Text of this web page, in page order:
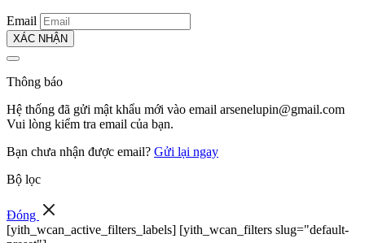
Email
XÁC NHẬN
Thông báo
Hệ thống đã gửi mật khẩu mới vào email arsenelupin@gmail.com
Vui lòng kiểm tra email của bạn.
Bạn chưa nhận được email? Gửi lại ngay
Bộ lọc
Đóng
[yith_wcan_active_filters_labels] [yith_wcan_filters slug="default-